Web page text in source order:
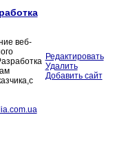
веб-
Редактировать
Удалить
Добавить сайт